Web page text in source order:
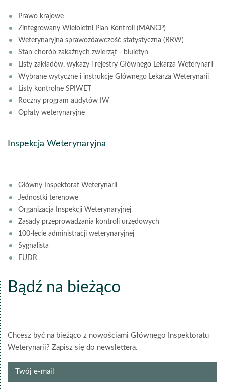
Prawo krajowe
Zintegrowany Wieloletni Plan Kontroli (MANCP)
Weterynaryjna sprawozdawczość statystyczna (RRW)
Stan chorób zakaźnych zwierząt - biuletyn
Listy zakładów, wykazy i rejestry Głównego Lekarza Weterynarii
Wybrane wytyczne i instrukcje Głównego Lekarza Weterynarii
Listy kontrolne SPIWET
Roczny program audytów IW
Opłaty weterynaryjne
Inspekcja Weterynaryjna
Główny Inspektorat Weterynarii
Jednostki terenowe
Organizacja Inspekcji Weterynaryjnej
Zasady przeprowadzania kontroli urzędowych
100-lecie administracji weterynaryjnej
Sygnalista
EUDR
Bądź na bieżąco
Chcesz być na bieżąco z nowościami Głównego Inspektoratu
Weterynarii? Zapisz się do newslettera.
Twój